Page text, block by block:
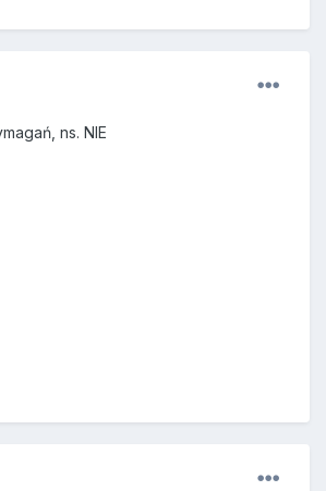
ns. NIE